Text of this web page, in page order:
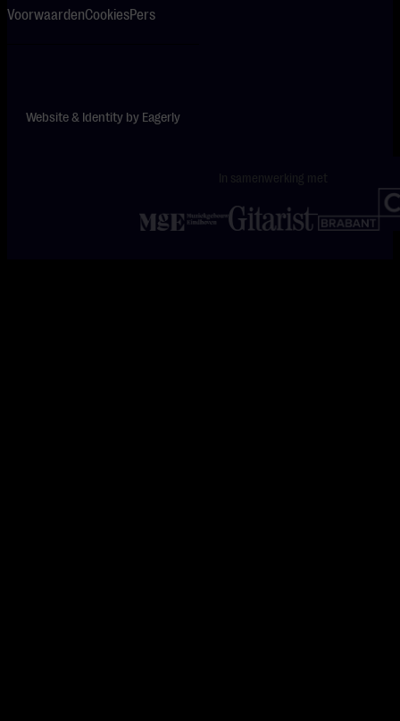
VoorwaardenCookiesPers
Website & Identity by Eagerly
In samenwerking met